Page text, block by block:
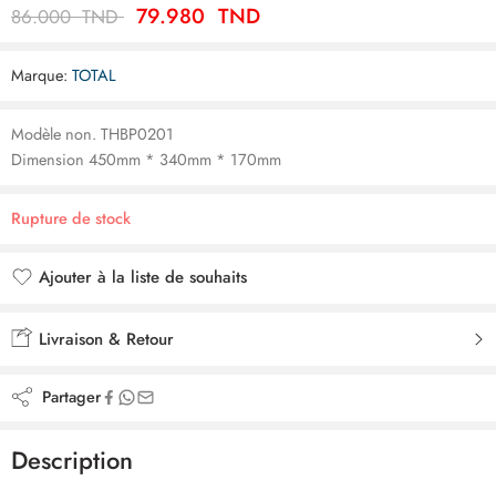
86.000TND 79.980 TND
Marque: TOTAL
Modèle non. THBP0201
Dimension 450mm * 340mm * 170mm
Rupture de stock
Ajouter à la liste de souhaits
Livraison & Retour
Partager
Description